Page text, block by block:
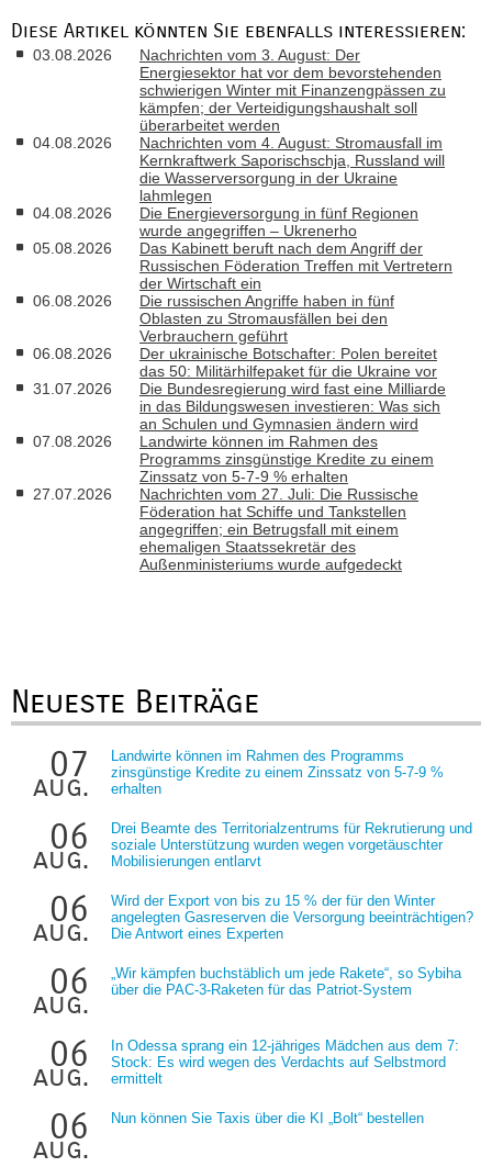
Diese Artikel könnten Sie ebenfalls interessieren:
03.08.2026
Nachrichten vom 3. August: Der
Energiesektor hat vor dem bevorstehenden
schwierigen Winter mit Finanzengpässen zu
kämpfen; der Verteidigungshaushalt soll
überarbeitet werden
04.08.2026
Nachrichten vom 4. August: Stromausfall im
Kernkraftwerk Saporischschja, Russland will
die Wasserversorgung in der Ukraine
lahmlegen
04.08.2026
Die Energieversorgung in fünf Regionen
wurde angegriffen – Ukrenerho
05.08.2026
Das Kabinett beruft nach dem Angriff der
Russischen Föderation Treffen mit Vertretern
der Wirtschaft ein
06.08.2026
Die russischen Angriffe haben in fünf
Oblasten zu Stromausfällen bei den
Verbrauchern geführt
06.08.2026
Der ukrainische Botschafter: Polen bereitet
das 50: Militärhilfepaket für die Ukraine vor
31.07.2026
Die Bundesregierung wird fast eine Milliarde
in das Bildungswesen investieren: Was sich
an Schulen und Gymnasien ändern wird
07.08.2026
Landwirte können im Rahmen des
Programms zinsgünstige Kredite zu einem
Zinssatz von 5-7-9 % erhalten
27.07.2026
Nachrichten vom 27. Juli: Die Russische
Föderation hat Schiffe und Tankstellen
angegriffen; ein Betrugsfall mit einem
ehemaligen Staatssekretär des
Außenministeriums wurde aufgedeckt
Neueste Beiträge
07
aug.
Landwirte können im Rahmen des Programms
zinsgünstige Kredite zu einem Zinssatz von 5-7-9 %
erhalten
06
aug.
Drei Beamte des Territorialzentrums für Rekrutierung und
soziale Unterstützung wurden wegen vorgetäuschter
Mobilisierungen entlarvt
06
aug.
Wird der Export von bis zu 15 % der für den Winter
angelegten Gasreserven die Versorgung beeinträchtigen?
Die Antwort eines Experten
06
aug.
„Wir kämpfen buchstäblich um jede Rakete“, so Sybiha
über die PAC-3-Raketen für das Patriot-System
06
aug.
In Odessa sprang ein 12-jähriges Mädchen aus dem 7:
Stock: Es wird wegen des Verdachts auf Selbstmord
ermittelt
06
aug.
Nun können Sie Taxis über die KI „Bolt“ bestellen